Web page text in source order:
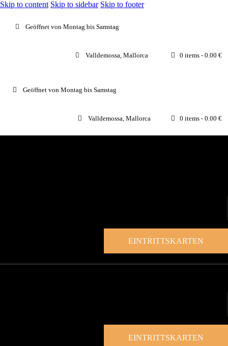
Skip to content Skip to sidebar Skip to footer
Geöffnet von Montag bis Samstag
Valldemossa, Mallorca 0 items - 0.00 €
Geöffnet von Montag bis Samstag
Valldemossa, Mallorca 0 items - 0.00 €
EINTRITTSKARTEN
EINTRITTSKARTEN